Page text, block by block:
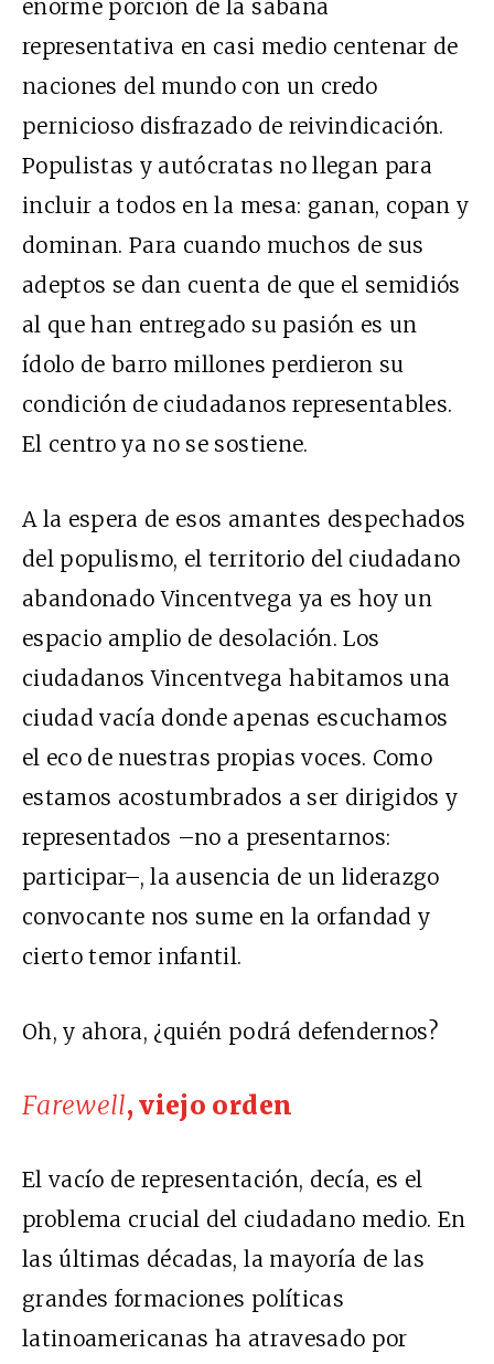
enorme porción de la sabana
representativa en casi medio centenar de
naciones del mundo con un credo
pernicioso disfrazado de reivindicación.
Populistas y autócratas no llegan para
incluir a todos en la mesa: ganan, copan y
dominan. Para cuando muchos de sus
adeptos se dan cuenta de que el semidiós
al que han entregado su pasión es un
ídolo de barro millones perdieron su
condición de ciudadanos representables.
El centro ya no se sostiene.
A la espera de esos amantes despechados
del populismo, el territorio del ciudadano
abandonado Vincentvega ya es hoy un
espacio amplio de desolación. Los
ciudadanos Vincentvega habitamos una
ciudad vacía donde apenas escuchamos
el eco de nuestras propias voces. Como
estamos acostumbrados a ser dirigidos y
representados –no a presentarnos:
participar–, la ausencia de un liderazgo
convocante nos sume en la orfandad y
cierto temor infantil.
Oh, y ahora, ¿quién podrá defendernos?
Farewell, viejo orden
El vacío de representación, decía, es el
problema crucial del ciudadano medio. En
las últimas décadas, la mayoría de las
grandes formaciones políticas
latinoamericanas ha atravesado por